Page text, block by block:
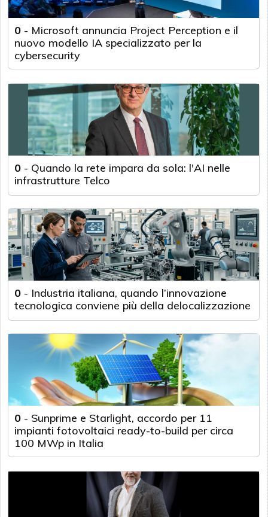
0 - Microsoft annuncia Project Perception e il
nuovo modello IA specializzato per la
cybersecurity
0 - Quando la rete impara da sola: l'AI nelle
infrastrutture Telco
0 - Industria italiana, quando l’innovazione
tecnologica conviene più della delocalizzazione
0 - Sunprime e Starlight, accordo per 11
impianti fotovoltaici ready-to-build per circa
100 MWp in Italia